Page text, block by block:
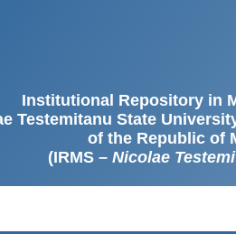
Institutional Repository in
Testemitanu State
of the Republic of
(IRMS – Nicolae